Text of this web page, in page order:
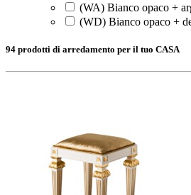
(WA) Bianco opaco +
(WD) Bianco opaco +
94 prodotti di arredamento per il tuo CASA